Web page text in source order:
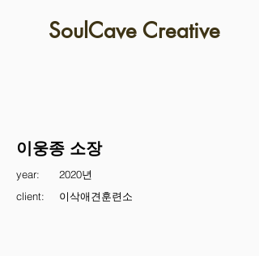
SoulCave Creative
이웅종 소장
year:
2020년
client:
이삭애견훈련소